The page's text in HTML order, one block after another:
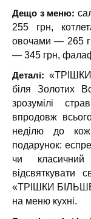
Дещо з меню:
255 грн,
овочами — 265
— 345 грн,
Деталі:
біля Золотих
зрозумілі
впродовж
неділю до
подарунок:
чи
відсвяткувати
«ТРІШКИ
на меню кухні.